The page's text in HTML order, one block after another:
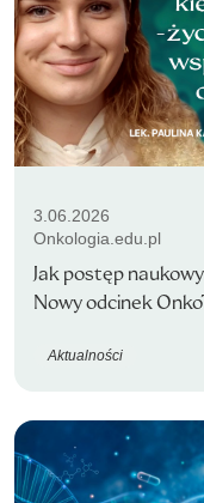
3.06.2026
Onkologia.edu.pl
Jak postęp
Nowy odcinek
Aktualności